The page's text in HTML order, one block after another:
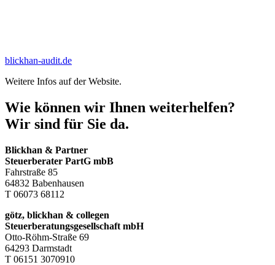
blickhan-audit.de
Weitere Infos auf der Website.
Wie können wir Ihnen weiterhelfen?
Wir sind für Sie da.
Blickhan & Partner
Steuerberater PartG mbB
Fahrstraße 85
64832 Babenhausen
T 06073 68112
götz, blickhan & collegen
Steuerberatungsgesellschaft mbH
Otto-Röhm-Straße 69
64293 Darmstadt
T 06151 3070910